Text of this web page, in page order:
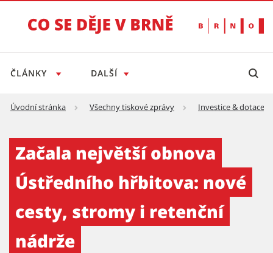
ČLÁNKY DALŠÍ
Úvodní stránka Všechny tiskové zprávy Investice & dotace
Začala největší obnova
Ústředního hřbitova: nové
cesty, stromy i retenční
nádrže